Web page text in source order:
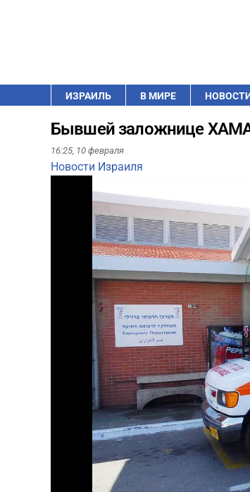
ИЗРАИЛЬ В МИРЕ
Бывшей заложнице
16:25, 10 февраля
Новости Израиля